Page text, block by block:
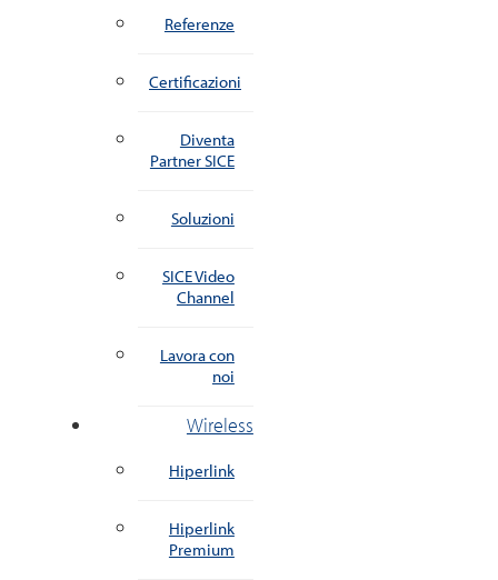
Referenze
Certificazioni
Diventa
Partner SICE
Soluzioni
SICE Video
Channel
Lavora con
noi
Wireless
Hiperlink
Hiperlink
Premium